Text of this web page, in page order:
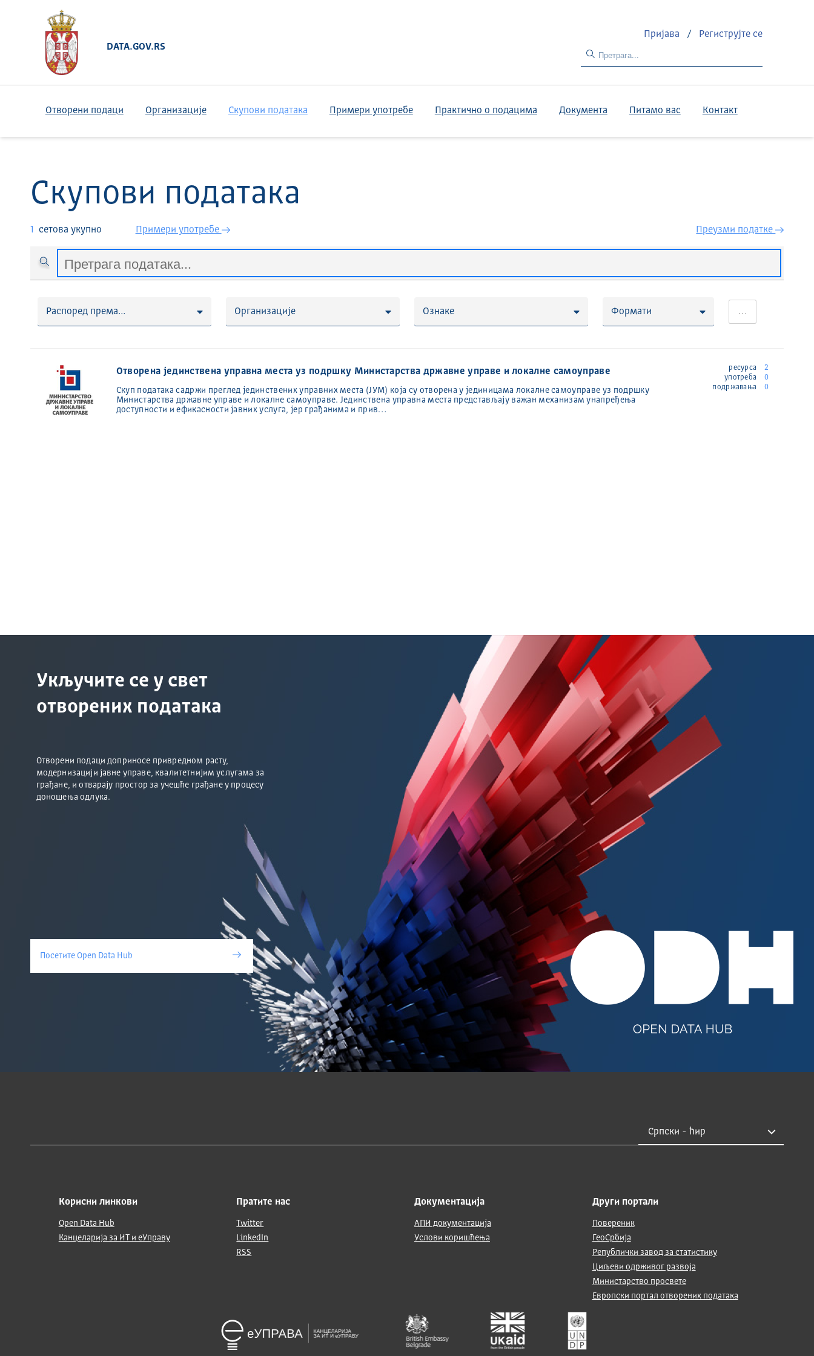
DATA.GOV.RS
Пријава / Региструјте се
Отворени подаци Организације Скупови података Примери употребе Практично о подацима Документа Питамо вас Контакт
Скупови података
1 сетова укупно Примери употребе Преузми податкe
Распоред према... Организације Ознаке Формати …
Отворена јединствена управна места уз подршку Министарства државне управе и локалне самоуправе
Скуп података садржи преглед јединствених управних места (ЈУМ) која су отворена у јединицама локалне самоуправе уз подршку
Министарства државне управе и локалне самоуправе. Јединствена управна места представљају важан механизам унапређења
доступности и ефикасности јавних услуга, јер грађанима и прив…
ресурса
2
употреба
0
подржавања
0
Укључите се у свет
отворених података
Отворени подаци доприносе привредном расту,
модернизацији јавне управе, квалитетнијим услугама за
грађане, и отварају простор за учешће грађане у процесу
доношења одлука.
Посетите Open Data Hub
Корисни линкови
Open Data Hub
Канцеларија за ИТ и еУправу
Пратите нас
Twitter
LinkedIn
RSS
Документација
АПИ документација
Услови коришћења
Други портали
Повереник
ГеоСрбија
Републички завод за статистику
Циљеви одрживог развоја
Министарство просвете
Европски портал отворених података